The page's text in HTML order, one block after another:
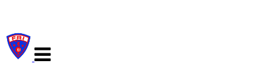
navigasjon